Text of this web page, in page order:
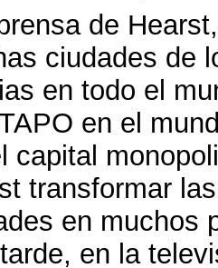
de
ciudades de
en todo el
en el
capital
transformar
en muchos
en la